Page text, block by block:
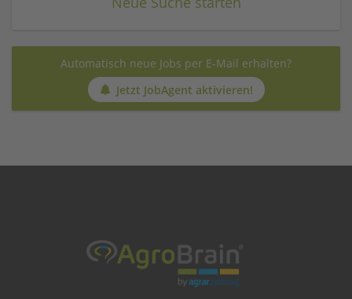
Automatisch neue Jobs per E-Mail erhalten?
Jetzt JobAgent aktivieren!